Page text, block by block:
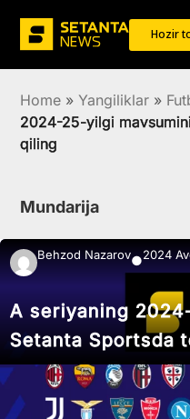
Hozir
Home » Yangiliklar »
2024-25-yilgi
qiling
Mundarija
Behzod Nazarov●2024
A seriyaning
Setanta Sportsda